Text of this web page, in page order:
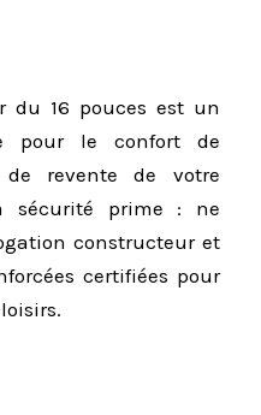
du 16 pouces est un
pour le confort de
revente de votre
sécurité prime : ne
constructeur et
certifiées pour